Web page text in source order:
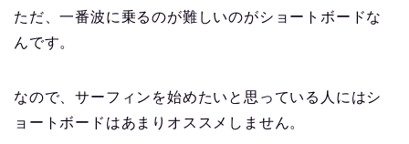
ただ、一番波に乗るのが難しいのがショートボードな
んです。
なので、サーフィンを始めたいと思っている人にはシ
ョートボードはあまりオススメしません。